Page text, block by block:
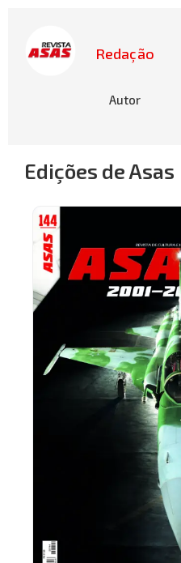
Redação
Autor
Edições de Asas